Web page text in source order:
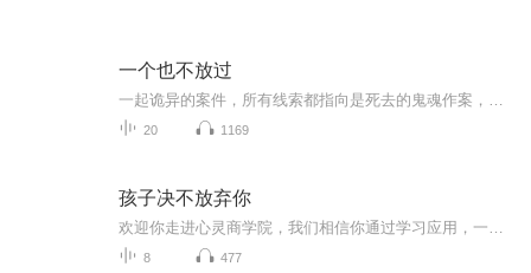
一个也不放过
20 1169
孩子决不放弃你
8 477